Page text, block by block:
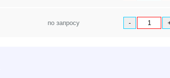
по запросу -